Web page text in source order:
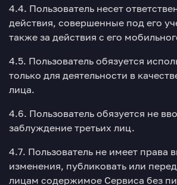
4.4. Пользователь несет
действия, совершенные под его
также за действия с его
4.5. Пользователь обязуется
только для деятельности в
лица.
4.6. Пользователь обязуется не
заблуждение третьих лиц.
4.7. Пользователь не имеет права
изменения, публиковать или
лицам содержимое Сервиса без